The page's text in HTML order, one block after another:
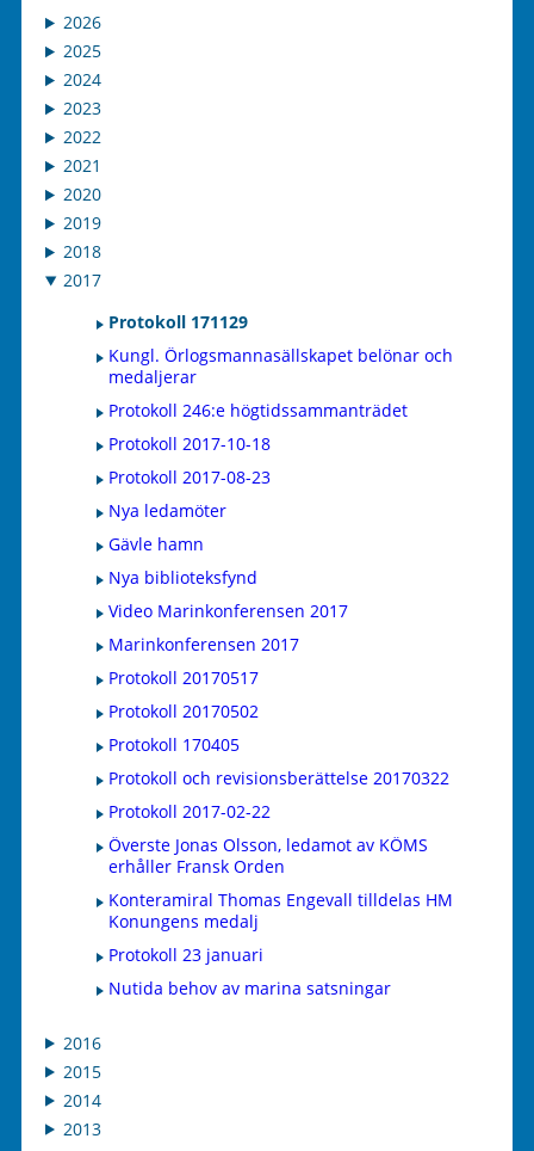
2026
2025
2024
2023
2022
2021
2020
2019
2018
2017
Protokoll 171129
Kungl. Örlogsmannasällskapet belönar och
medaljerar
Protokoll 246:e högtidssammanträdet
Protokoll 2017-10-18
Protokoll 2017-08-23
Nya ledamöter
Gävle hamn
Nya biblioteksfynd
Video Marinkonferensen 2017
Marinkonferensen 2017
Protokoll 20170517
Protokoll 20170502
Protokoll 170405
Protokoll och revisionsberättelse 20170322
Protokoll 2017-02-22
Överste Jonas Olsson, ledamot av KÖMS
erhåller Fransk Orden
Konteramiral Thomas Engevall tilldelas HM
Konungens medalj
Protokoll 23 januari
Nutida behov av marina satsningar
2016
2015
2014
2013